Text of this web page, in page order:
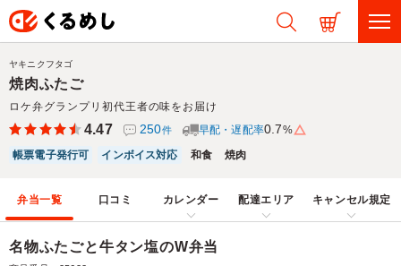
焼肉ふたご
ロケ弁グランプリ初代王者の味をお届け
ヤキニクフタゴ
4.47 250件 早配・遅配率0.7%
帳票電子発行可
インボイス対応 和食 焼肉
弁当一覧 口コミ カレンダー 配達エリア キャンセル規定
名物ふたごと牛タン塩のW弁当